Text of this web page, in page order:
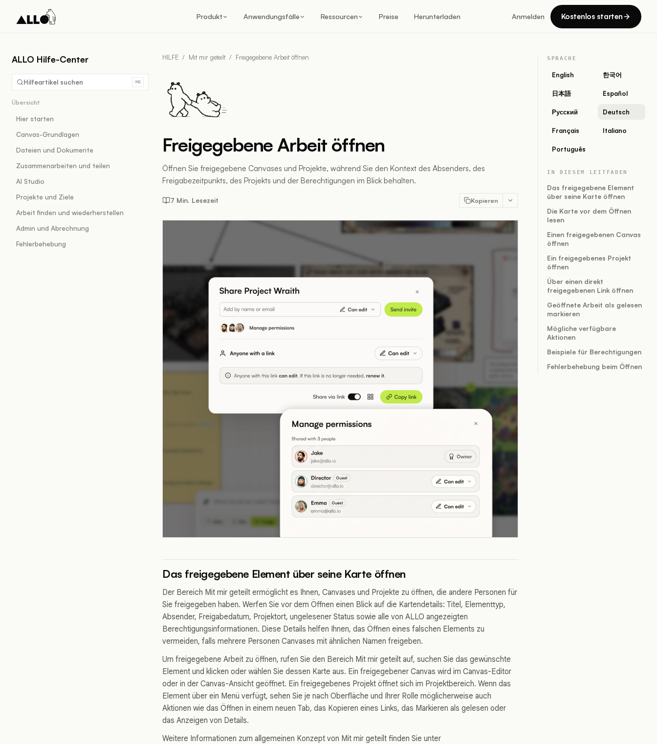
Produkt Anwendungsfälle Ressourcen Preise Herunterladen Anmelden Kostenlos starten
ALLO Hilfe-Center
Hilfeartikel suchen ⌘K
Übersicht
Hier starten
Canvas-Grundlagen
Dateien und Dokumente
Zusammenarbeiten und teilen
AI Studio
Projekte und Ziele
Arbeit finden und wiederherstellen
Admin und Abrechnung
Fehlerbehebung
HILFE / Mit mir geteilt / Freigegebene Arbeit öffnen
Freigegebene Arbeit öffnen
Öffnen Sie freigegebene Canvases und Projekte, während Sie den Kontext des Absenders, des
Freigabezeitpunkts, des Projekts und der Berechtigungen im Blick behalten.
7 Min. Lesezeit Kopieren
Das freigegebene Element über seine Karte öffnen
Der Bereich Mit mir geteilt ermöglicht es Ihnen, Canvases und Projekte zu öffnen, die andere Personen für
Sie freigegeben haben. Werfen Sie vor dem Öffnen einen Blick auf die Kartendetails: Titel, Elementtyp,
Absender, Freigabedatum, Projektort, ungelesener Status sowie alle von ALLO angezeigten
Berechtigungsinformationen. Diese Details helfen Ihnen, das Öffnen eines falschen Elements zu
vermeiden, falls mehrere Personen Canvases mit ähnlichen Namen freigeben.
Um freigegebene Arbeit zu öffnen, rufen Sie den Bereich Mit mir geteilt auf, suchen Sie das gewünschte
Element und klicken oder wählen Sie dessen Karte aus. Ein freigegebener Canvas wird im Canvas-Editor
oder in der Canvas-Ansicht geöffnet. Ein freigegebenes Projekt öffnet sich im Projektbereich. Wenn das
Element über ein Menü verfügt, sehen Sie je nach Oberfläche und Ihrer Rolle möglicherweise auch
Aktionen wie das Öffnen in einem neuen Tab, das Kopieren eines Links, das Markieren als gelesen oder
das Anzeigen von Details.
Weitere Informationen zum allgemeinen Konzept von Mit mir geteilt finden Sie unter
SPRACHE
English 한국어
日本語 Español
Русский Deutsch
Français Italiano
Português
IN DIESEM LEITFADEN
Das freigegebene Element
über seine Karte öffnen
Die Karte vor dem Öffnen
lesen
Einen freigegebenen Canvas
öffnen
Ein freigegebenes Projekt
öffnen
Über einen direkt
freigegebenen Link öffnen
Geöffnete Arbeit als gelesen
markieren
Mögliche verfügbare
Aktionen
Beispiele für Berechtigungen
Fehlerbehebung beim Öffnen